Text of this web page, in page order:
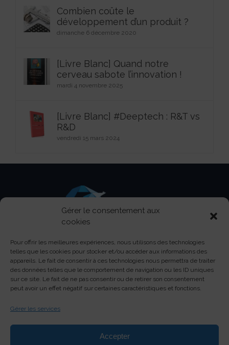
Gérer le consentement aux
cookies
Pour offrir les meilleures expériences, nous utilisons des technologies
telles que les cookies pour stocker et/ou accéder aux informations des
appareils. Le fait de consentir à ces technologies nous permettra de traiter
des données telles que le comportement de navigation ou les ID uniques
sur ce site. Le fait de ne pas consentir ou de retirer son consentement
peut avoir un effet négatif sur certaines caractéristiques et fonctions.
Gérer les services
Accepter
Combien coûte le
développement d’un produit ?
dimanche 6 décembre 2020
[Livre Blanc] Quand notre
cerveau sabote l’innovation !
mardi 4 novembre 2025
[Livre Blanc] #Deeptech : R&T vs
R&D
vendredi 15 mars 2024
Centre d’activités Pasteur - 150 boulevard Pasteur -
13730 Saint-Victoret
contact@soream.com
+33 (0)4 42 88 19 79